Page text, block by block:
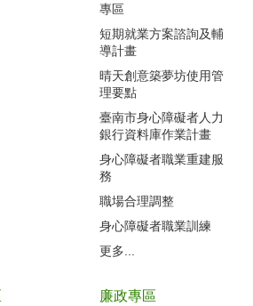
專區
短期就業方案諮詢及輔
導計畫
晴天創意築夢坊使用管
理要點
臺南市身心障礙者人力
銀行資料庫作業計畫
身心障礙者職業重建服
務
職場合理調整
身心障礙者職業訓練
更多...
廉政專區